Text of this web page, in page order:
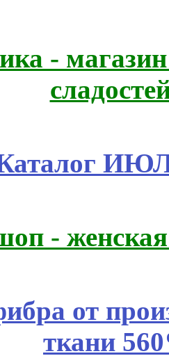
-
-
от
ткани